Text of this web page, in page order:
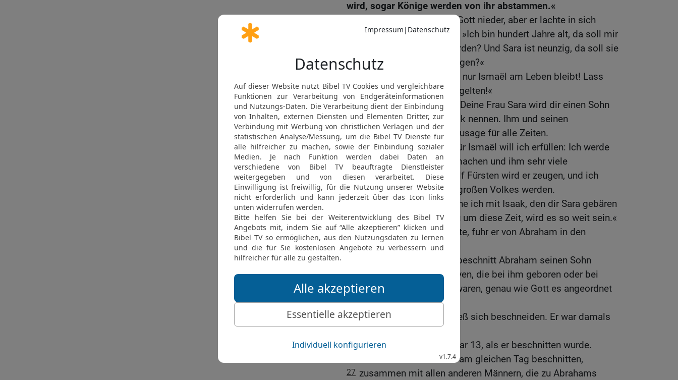
wird, sogar Könige werden von ihr abstammen.«
Abraham warf sich vor Gott nieder, aber er lachte in sich
hinein und dachte bei sich: »Ich bin hundert Jahre alt, da soll mir
noch ein Sohn geboren werden? Und Sara ist neunzig, da soll sie
noch ein Kind zur Welt bringen?«
Er sagte zu Gott: »Wenn nur Ismaël am Leben bleibt! Lass
doch deine Zusage für ihn gelten!«
19 Aber Gott sagte: »Nein! Deine Frau Sara wird dir einen Sohn
gebären, den sollst du Isaak nennen. Ihm und seinen
Nachkommen gilt meine Zusage für alle Zeiten.
20 Doch auch deine Bitte für Ismaël will ich erfüllen: Ich werde
ihn segnen und fruchtbar machen und ihm sehr viele
Nachkommen geben. Zwölf Fürsten wird er zeugen, und ich
lasse ihn zum Vater eines großen Volkes werden.
21 Aber meinen Bund mache ich mit Isaak, den dir Sara gebären
wird. Nächstes Jahr, genau um diese Zeit, wird es so weit sein.«
22 Als Gott ausgeredet hatte, fuhr er von Abraham in den
Himmel empor.
Noch am gleichen Tag beschnitt Abraham seinen Sohn
Ismaël und alle seine Sklaven, die bei ihm geboren oder bei
Fremden gekauft worden waren, genau wie Gott es angeordnet
hatte.
24 Auch Abraham selbst ließ sich beschneiden. Er war damals
25 und sein Sohn Ismaël war 13, als er beschnitten wurde.
Vater und Sohn wurden am gleichen Tag beschnitten,
27 zusammen mit allen anderen Männern, die zu Abrahams